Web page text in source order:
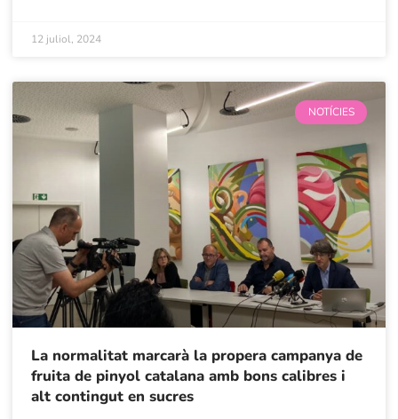
12 juliol, 2024
NOTÍCIES
La normalitat marcarà la propera campanya de
fruita de pinyol catalana amb bons calibres i
alt contingut en sucres